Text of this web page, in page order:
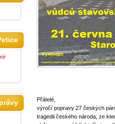
Přátelé,
výročí popravy 27 českých
tragedii českého národa, ze